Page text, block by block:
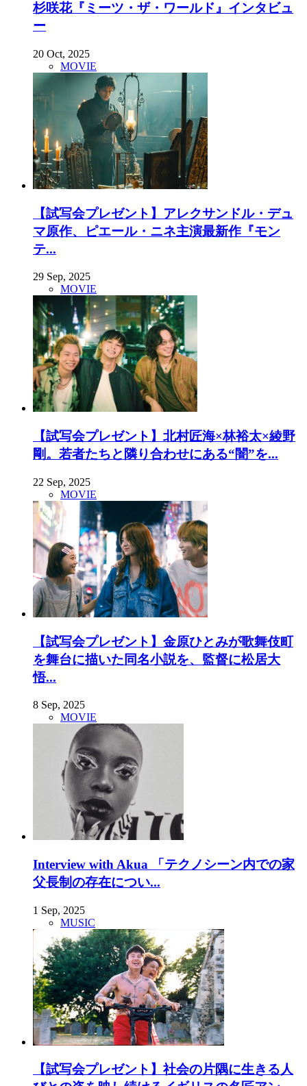
杉咲花『ミーツ・ザ・ワールド』インタビュ
ー
20 Oct, 2025
MOVIE
【試写会プレゼント】アレクサンドル・デュ
マ原作、ピエール・ニネ主演最新作『モン
テ...
29 Sep, 2025
MOVIE
【試写会プレゼント】北村匠海×林裕太×綾野
剛。若者たちと隣り合わせにある“闇”を...
22 Sep, 2025
MOVIE
【試写会プレゼント】金原ひとみが歌舞伎町
を舞台に描いた同名小説を、監督に松居大
悟...
8 Sep, 2025
MOVIE
Interview with Akua 「テクノシーン内での家
父長制の存在につい...
1 Sep, 2025
MUSIC
【試写会プレゼント】社会の片隅に生きる人